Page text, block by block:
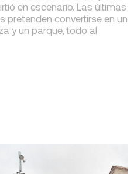
en escenario. Las últimas
pretenden convertirse en un
y un parque, todo al